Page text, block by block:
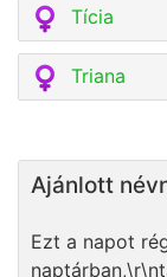
Tícia
Triana
Ajánlott
Ezt a napot